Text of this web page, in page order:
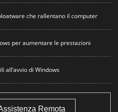
che rallentano il computer
per aumentare le prestazioni
all’avvio di Windows
Remota